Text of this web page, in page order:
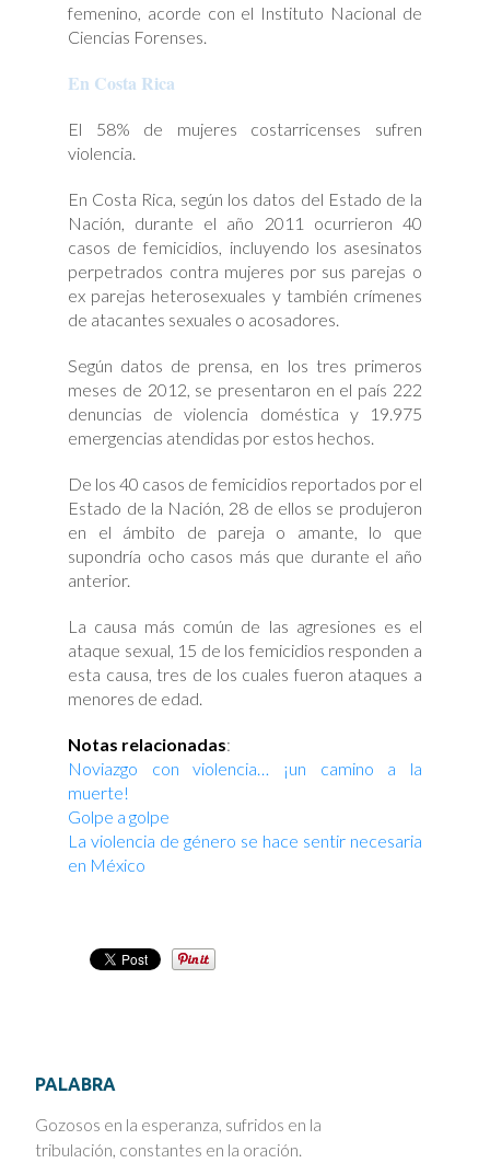
femenino, acorde con el Instituto Nacional de
Ciencias Forenses.
En Costa Rica
El 58% de mujeres costarricenses sufren
violencia.
En Costa Rica, según los datos del Estado de la
Nación, durante el año 2011 ocurrieron 40
casos de femicidios, incluyendo los asesinatos
perpetrados contra mujeres por sus parejas o
ex parejas heterosexuales y también crímenes
de atacantes sexuales o acosadores.
Según datos de prensa, en los tres primeros
meses de 2012, se presentaron en el país 222
denuncias de violencia doméstica y 19.975
emergencias atendidas por estos hechos.
De los 40 casos de femicidios reportados por el
Estado de la Nación, 28 de ellos se produjeron
en el ámbito de pareja o amante, lo que
supondría ocho casos más que durante el año
anterior.
La causa más común de las agresiones es el
ataque sexual, 15 de los femicidios responden a
esta causa, tres de los cuales fueron ataques a
menores de edad.
Notas relacionadas:
Noviazgo con violencia… ¡un camino a la
muerte!
Golpe a golpe
La violencia de género se hace sentir necesaria
en México
PALABRA
Gozosos en la esperanza, sufridos en la
tribulación, constantes en la oración.